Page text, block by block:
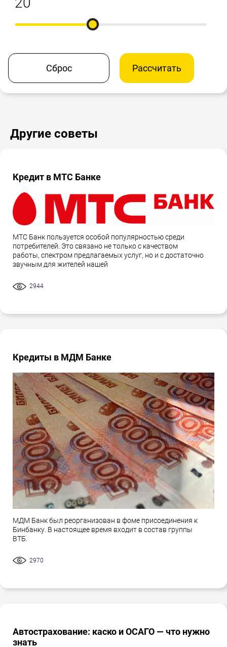
Сброс Рассчитать
Другие советы
Кредит в МТС Банке
МТС Банк пользуется особой популярностью среди
потребителей. Это связано не только с качеством
работы, спектром предлагаемых услуг, но и с достаточно
звучным для жителей нашей
2944
Кредиты в МДМ Банке
МДМ Банк был реорганизован в фоме присоединения к
Бинбанку. В настоящее время входит в состав группы
ВТБ.
2970
Автострахование: каско и ОСАГО — что нужно
знать